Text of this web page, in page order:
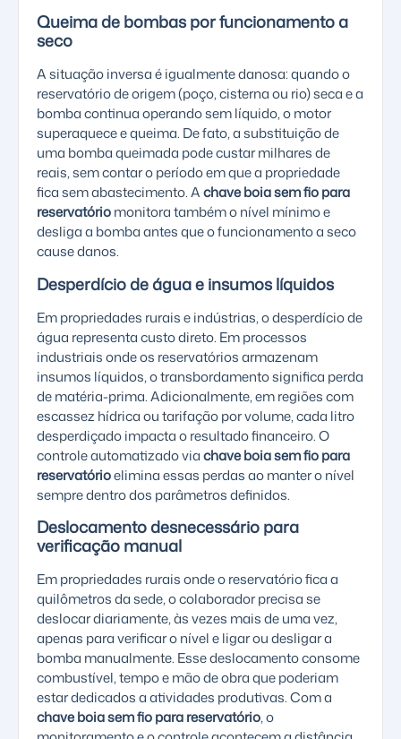
Queima de bombas por funcionamento a
seco
A situação inversa é igualmente danosa: quando o
reservatório de origem (poço, cisterna ou rio) seca e a
bomba continua operando sem líquido, o motor
superaquece e queima. De fato, a substituição de
uma bomba queimada pode custar milhares de
reais, sem contar o período em que a propriedade
fica sem abastecimento. Achave boia sem fio para
reservatóriomonitora também o nível mínimo e
desliga a bomba antes que o funcionamento a seco
cause danos.
Desperdício de água e insumos líquidos
Em propriedades rurais e indústrias, o desperdício de
água representa custo direto. Em processos
industriais onde os reservatórios armazenam
insumos líquidos, o transbordamento significa perda
de matéria-prima. Adicionalmente, em regiões com
escassez hídrica ou tarifação por volume, cada litro
desperdiçado impacta o resultado financeiro. O
controle automatizado viachave boia sem fio para
reservatórioelimina essas perdas ao manter o nível
sempre dentro dos parâmetros definidos.
Deslocamento desnecessário para
verificação manual
Em propriedades rurais onde o reservatório fica a
quilômetros da sede, o colaborador precisa se
deslocar diariamente, às vezes mais de uma vez,
apenas para verificar o nível e ligar ou desligar a
bomba manualmente. Esse deslocamento consome
combustível, tempo e mão de obra que poderiam
estar dedicados a atividades produtivas. Com a
chave boia sem fio para reservatório, o